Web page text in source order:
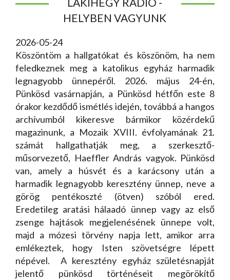
HELYBEN VAGYUNK
2026-05-24
Köszöntöm a hallgatókat és köszönöm, ha nem
feledkeznek meg a katolikus egyház harmadik
legnagyobb ünnepéről. 2026. május 24-én,
Pünkösd vasárnapján, a Pünkösd hétfőn este 8
órakor kezdődő ismétlés idején, továbbá a hangos
archívumból kikeresve bármikor közérdekű
magazinunk, a Mozaik XVIII. évfolyamának 21.
számát hallgathatják meg, a szerkesztő-
műsorvezető, Haeffler András vagyok. Pünkösd
van, amely a húsvét és a karácsony után a
harmadik legnagyobb keresztény ünnep, neve a
görög pentékoszté (ötven) szóból ered.
Eredetileg aratási hálaadó ünnep vagy az első
zsenge hajtások megjelenésének ünnepe volt,
majd a mózesi törvény napja lett, amikor arra
emlékeztek, hogy Isten szövetségre lépett
népével. A keresztény egyház születésnapját
jelentő pünkösd történéseit megörökítő